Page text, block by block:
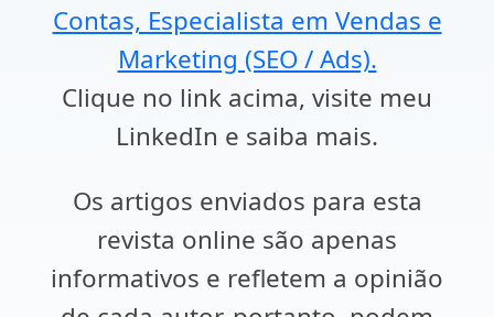
Contas, Especialista em Vendas e
Marketing (SEO / Ads).
Clique no link acima, visite meu
LinkedIn e saiba mais.
Os artigos enviados para esta
revista online são apenas
informativos e refletem a opinião